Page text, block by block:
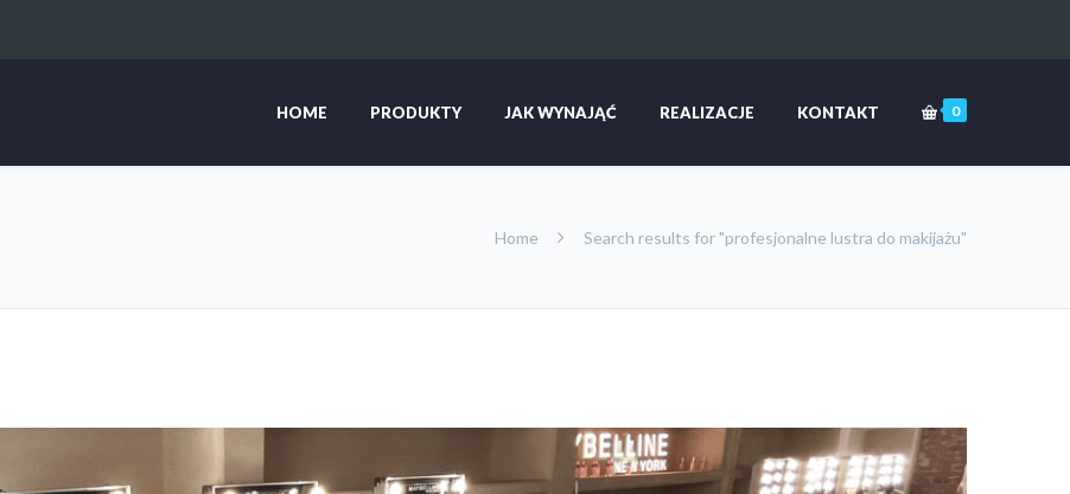
0
HOME PRODUKTY JAK WYNAJĄĆ REALIZACJE KONTAKT
Home Search results for "profesjonalne lustra do makijażu"